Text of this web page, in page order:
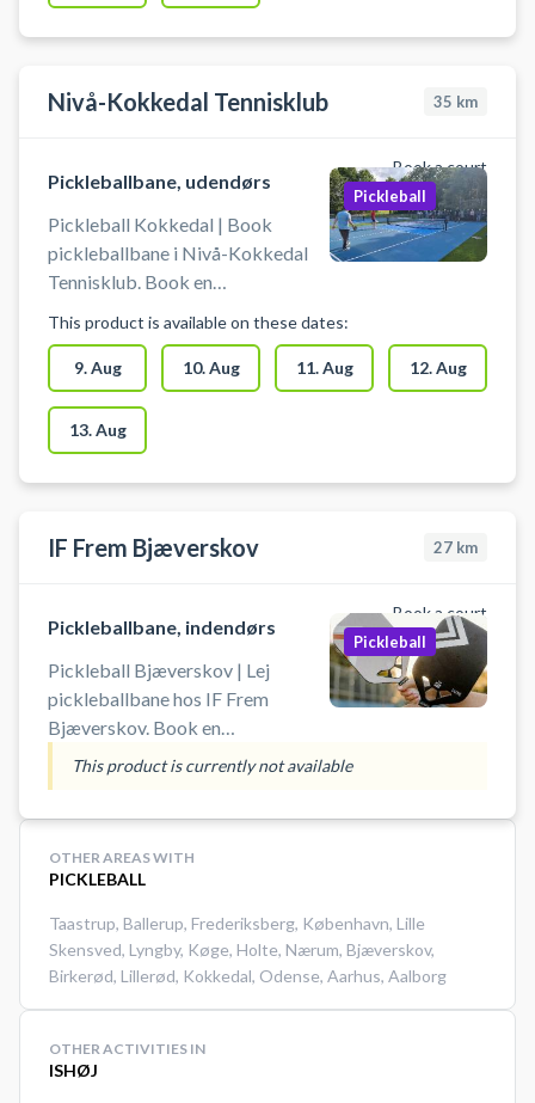
Allerød på en af de 4 udendørs
pickleballbaner. Udover 4
tennisbaner på grus eller
Medbring selv udstyr - bat og
bolde.
Nivå-Kokkedal Tennisklub 35 km
Book a court
Pickleballbane, udendørs
Pickleball Kokkedal | Book
pickleballbane i Nivå-Kokkedal
Tennisklub. Book en
Kokkedal på de 3 nyanlagt
udendørs pickleballbaner
beliggende ved tennisklubben
mellem Nivå og Kokkedal.
Pickleball
This product is available on these dates:
9. Aug 10. Aug 11. Aug 12. Aug
13. Aug
IF Frem Bjæverskov 27 km
Book a court
Pickleballbane, indendørs
Pickleball Bjæverskov | Lej
pickleballbane hos IF Frem
Bjæverskov. Book en
pickleballbane og spil pickleball i
Bjæverskov på en af de mange
indendørs pickleballbaner i
#Picklebal-bjaeverskov #spil-
Pickleball
This product is currently not available
OTHER AREAS WITH
PICKLEBALL
Taastrup, Ballerup, Frederiksberg, København, Lille
Skensved, Lyngby, Køge, Holte, Nærum, Bjæverskov,
Birkerød, Lillerød, Kokkedal, Odense, Aarhus, Aalborg
OTHER ACTIVITIES IN
ISHØJ